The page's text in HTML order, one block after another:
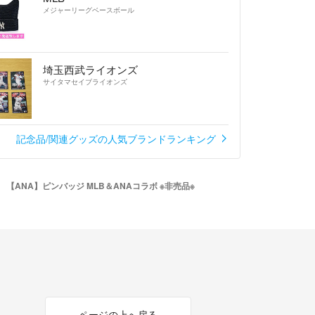
メジャーリーグベースボール
埼玉西武ライオンズ
サイタマセイブライオンズ
記念品/関連グッズの人気ブランドランキング
【ANA】ピンバッジ MLB＆ANAコラボ ※非売品※